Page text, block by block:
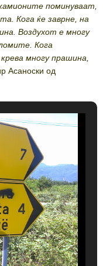
поминуваат,
Кога ќе заврне, на
Воздухот е многу
Кога
многу прашина,
Асаноски од